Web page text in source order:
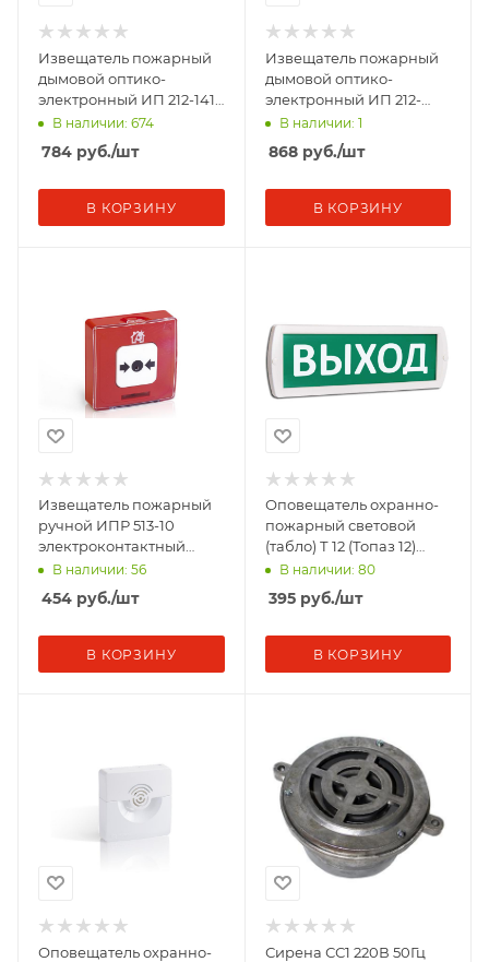
Извещатель пожарный
дымовой оптико-
электронный ИП 212-141
V2.04 для подвесного
потолка Рубеж Rbz-339
В наличии: 674
784 руб./шт
В КОРЗИНУ
Извещатель пожарный
дымовой оптико-
электронный ИП 212-
141М V2.04 для
подвесного потолка
Рубеж Rbz-33
В наличии: 1
868руб./шт
В КОРЗИНУ
Извещатель пожарный
ручной ИПР 513-10
электроконтактный
Рубеж Rbz-055387
В наличии: 56
454 руб./шт
В КОРЗИНУ
Оповещатель охранно-
пожарный световой
(табло) Т 12 (Топаз 12)
"Выход" зел. фон SLT
В наличии: 80
395руб./шт
В КОРЗИНУ
Оповещатель охранно-
Сирена СС1 220В 50Гц